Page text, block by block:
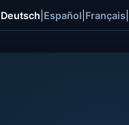
Deutsch Español Français